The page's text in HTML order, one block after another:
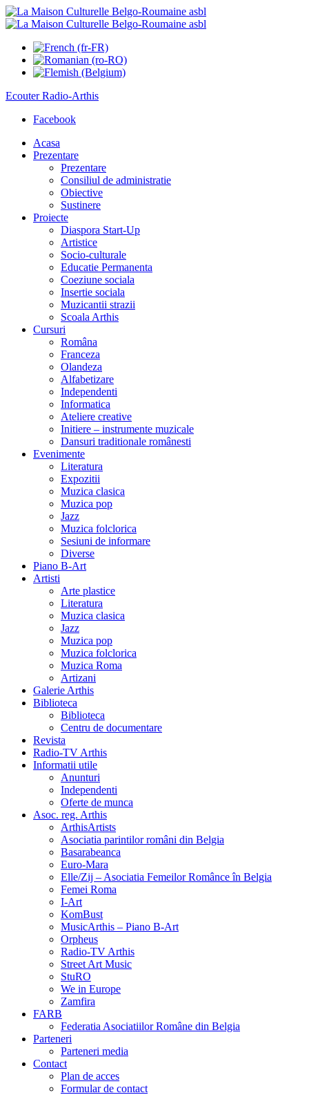
EcouterRadio-Arthis
Facebook
Acasa
Prezentare
Prezentare
Consiliul de administratie
Obiective
Sustinere
Proiecte
Diaspora Start-Up
Artistice
Socio-culturale
Educatie Permanenta
Coeziune sociala
Insertie sociala
Muzicantii strazii
Scoala Arthis
Cursuri
Româna
Franceza
Olandeza
Alfabetizare
Independenti
Informatica
Ateliere creative
Initiere – instrumente muzicale
Dansuri traditionale românesti
Evenimente
Literatura
Expozitii
Muzica clasica
Muzica pop
Jazz
Muzica folclorica
Sesiuni de informare
Diverse
Piano B-Art
Artisti
Arte plastice
Literatura
Muzica clasica
Jazz
Muzica pop
Muzica folclorica
Muzica Roma
Artizani
Galerie Arthis
Biblioteca
Biblioteca
Centru de documentare
Revista
Radio-TV Arthis
Informatii utile
Anunturi
Independenti
Oferte de munca
Asoc. reg. Arthis
ArthisArtists
Asociatia parintilor români din Belgia
Basarabeanca
Euro-Mara
Elle/Zij – Asociatia Femeilor Românce în Belgia
Femei Roma
I-Art
KomBust
MusicArthis – Piano B-Art
Orpheus
Radio-TV Arthis
Street Art Music
StuRO
We in Europe
Zamfira
FARB
Federatia Asociatiilor Române din Belgia
Parteneri
Parteneri media
Contact
Plan de acces
Formular de contact